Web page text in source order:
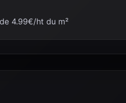
4.99€/ht du m²